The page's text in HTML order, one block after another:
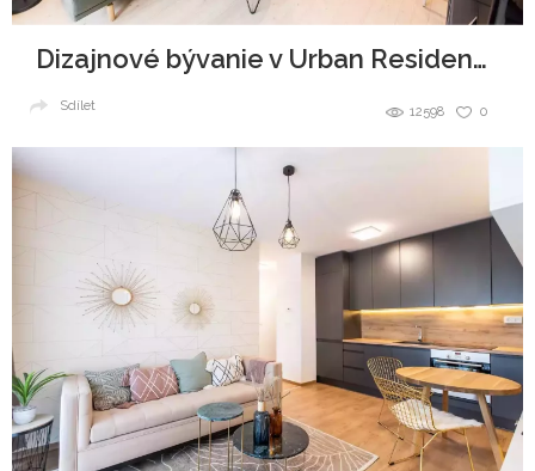
Dizajnové bývanie v Urban Residence
0
12598
Sdílet